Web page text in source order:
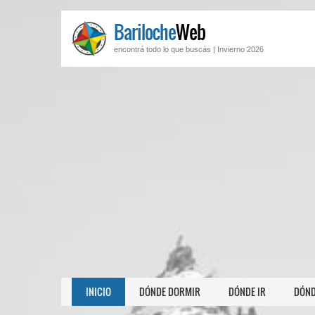
BarilocheWeb
encontrá todo lo que buscás | Invierno 2026
INICIO DÓNDE DORMIR DÓNDE IR